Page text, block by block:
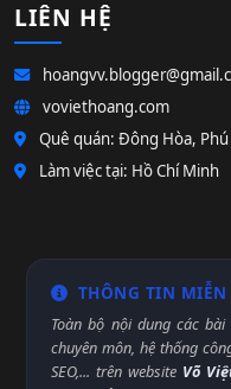
LIÊN HỆ
voviethoang.com
Quê quán: Đông Hòa, Phú
Làm việc tại: Hồ Chí Minh
THÔNG TIN MIỄN
Toàn bộ nội dung các
chuyên môn, hệ thống
SEO,... trên website Võ